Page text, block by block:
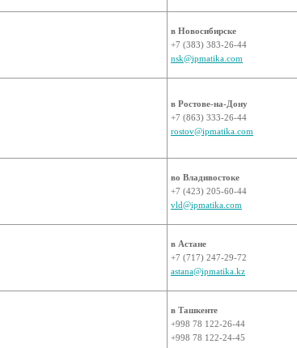
в Новосибирске
+7 (383) 383-26-44
nsk@ipmatika.com
в Ростове-на-Дону
+7 (863) 333-26-44
rostov@ipmatika.com
во Владивостоке
+7 (423) 205-60-44
vld@ipmatika.com
в Астане
+7 (717) 247-29-72
astana@ipmatika.kz
в Ташкенте
+998 78 122-26-44
+998 78 122-24-45